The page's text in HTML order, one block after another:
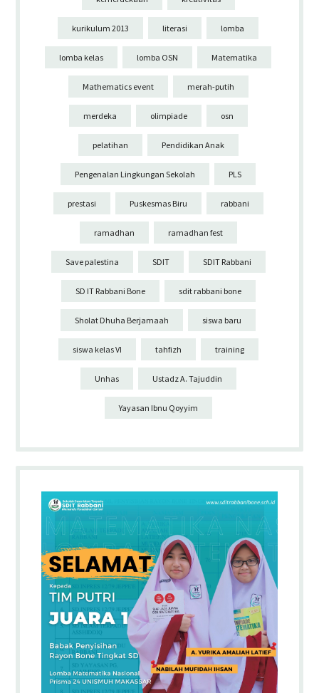
kurikulum 2013 literasi lomba
lomba kelas lomba OSN Matematika
Mathematics event merah-putih
merdeka olimpiade osn
pelatihan Pendidikan Anak
Pengenalan Lingkungan Sekolah PLS
prestasi Puskesmas Biru rabbani
ramadhan ramadhan fest
Save palestina SDIT SDIT Rabbani
SD IT Rabbani Bone sdit rabbani bone
Sholat Dhuha Berjamaah siswa baru
siswa kelas VI tahfizh training
Unhas Ustadz A. Tajuddin
Yayasan Ibnu Qoyyim